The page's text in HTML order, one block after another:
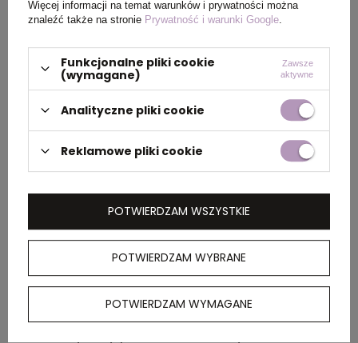
produktu
Kolor granatowy
PAKOWANIE
Wymiary
kartonu
zewnętrznego
(m)
31 x 26 x 43
Więcej informacji na temat warunków i prywatności można
znaleźć także na stronie Prywatność i warunki Google
Funkcjonalne pliki cookie
(wymagane)
Zawsze
aktywne
Analityczne pliki cookie
Reklamowe pliki cookie
POTWIERDZAM WYBRANE
POTWIERDZAM WYMAGANE
POTWIERDZAM WSZYSTKIE